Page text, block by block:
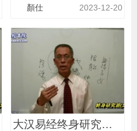
顏仕 2023-12-20
大汉易经终身研究班第